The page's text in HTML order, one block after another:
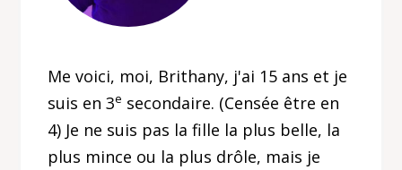
Me voici, moi, Brithany, j'ai 15 ans et je
suis en 3e secondaire. (Censée être en
4) Je ne suis pas la fille la plus belle, la
plus mince ou la plus drôle, mais je